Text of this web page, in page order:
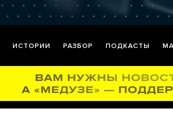
ИСТОРИИ РАЗБОР ПОДКАСТЫ